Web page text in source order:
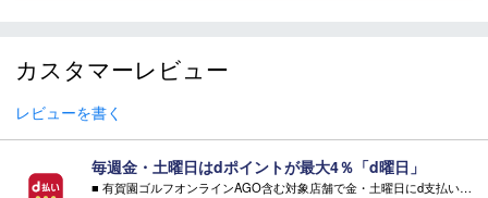
イズ（ヌードサイズ）です。ご自身の身長、ウエストなどにあわせ
・「実寸サイズ」は仕上がりサイズです。サイズ目安とは異なりま
す。また、個体差による若干の誤差があります。
カスタマーレビュー
レビューを書く
毎週金・土曜日はdポイントが最大4％「d曜日」
■ 有賀園ゴルフオンラインAGO含む対象店舗で金・土曜日にd支払いをすると